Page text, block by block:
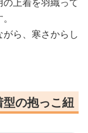
ら、寒さからし
の抱っこ紐